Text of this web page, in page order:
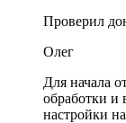
Проверил
Олег
Для начала
обработки и
настройки